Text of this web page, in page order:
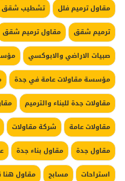
مقاول ترميم فلل
تشطيب شقق
ترميم شقق
مقاول ترميم شقق
صبيات الاراضي والابوكسي
مؤسسة مقاولات عامة في جدة
مقاولات جدة للبناء والترميم
مقاولات عامة
شركة مقاولات
مقاول جدة
مقاول بناء جدة
استراحات
مسابح
مقاول